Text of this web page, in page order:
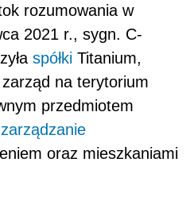
rozumowania w
2021 r., sygn. C-
spółki Titanium,
na terytorium
przedmiotem
zarządzanie
oraz mieszkaniami